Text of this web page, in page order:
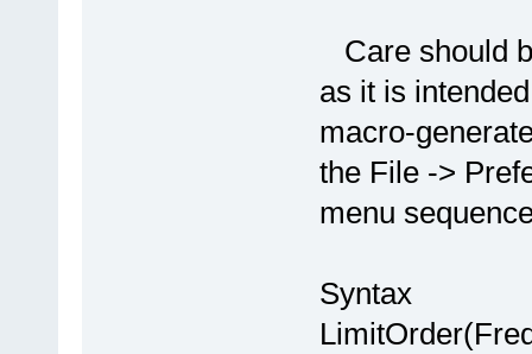
Care should
as it is
macro-
the File ->
menu
Syntax